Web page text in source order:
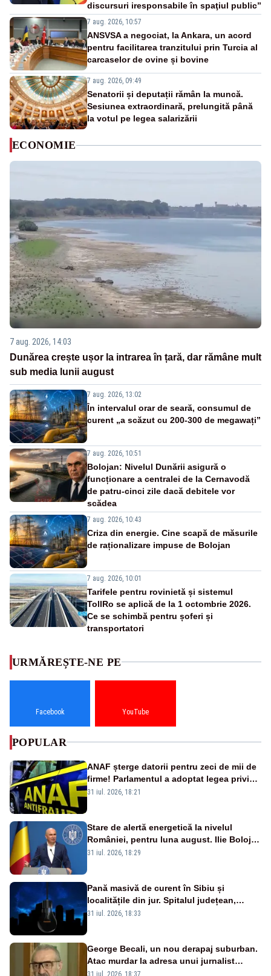
discursuri iresponsabile în spaţiul public”
7 aug. 2026, 10:57
ANSVSA a negociat, la Ankara, un acord
pentru facilitarea tranzitului prin Turcia al
carcaselor de ovine și bovine
7 aug. 2026, 09:49
Senatorii și deputații rămân la muncă.
Sesiunea extraordinară, prelungită până
la votul pe legea salarizării
ECONOMIE
7 aug. 2026, 14:03
Dunărea crește ușor la intrarea în țară, dar rămâne mult
sub media lunii august
7 aug. 2026, 13:02
În intervalul orar de seară, consumul de
curent „a scăzut cu 200-300 de megawați”
7 aug. 2026, 10:51
Bolojan: Nivelul Dunării asigură o
funcționare a centralei de la Cernavodă
de patru-cinci zile dacă debitele vor
scădea
7 aug. 2026, 10:43
Criza din energie. Cine scapă de măsurile
de raționalizare impuse de Bolojan
7 aug. 2026, 10:01
Tarifele pentru rovinietă și sistemul
TollRo se aplică de la 1 octombrie 2026.
Ce se schimbă pentru șoferi și
transportatori
URMĂREȘTE-NE PE
Facebook YouTube
POPULAR
ANAF șterge datorii pentru zeci de mii de
firme! Parlamentul a adoptat legea privind
amnistia fiscală
31 iul. 2026, 18:21
Stare de alertă energetică la nivelul
României, pentru luna august. Ilie Bolojan
a anunțat importuri și posibile restricții –
31 iul. 2026, 18:29
Pană masivă de curent în Sibiu și
localitățile din jur. Spitalul județean,
semafoarele, rețelele de telefonie, grav
31 iul. 2026, 18:33
George Becali, un nou derapaj suburban.
Atac murdar la adresa unui jurnalist
sportiv – AUDIO
31 iul. 2026, 18:37